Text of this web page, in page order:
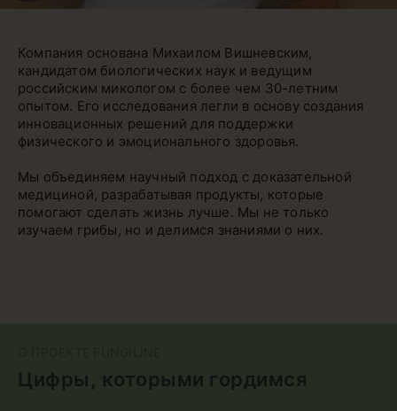
Компания основана Михаилом Вишневским,
кандидатом биологических наук и ведущим
российским микологом с более чем 30-летним
опытом. Его исследования легли в основу создания
инновационных решений для поддержки
физического и эмоционального здоровья.
Мы объединяем научный подход с доказательной
медициной, разрабатывая продукты, которые
помогают сделать жизнь лучше. Мы не только
изучаем грибы, но и делимся знаниями о них.
Цифры, которыми гордимся